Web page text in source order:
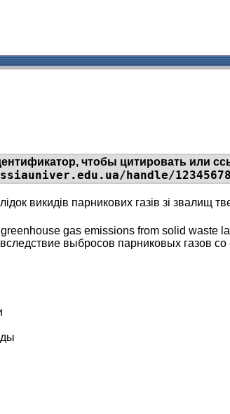
чтобы цитировать или
handle/
викидів парникових газів зі звалищ
gas emissions from solid waste
выбросов парниковых газов